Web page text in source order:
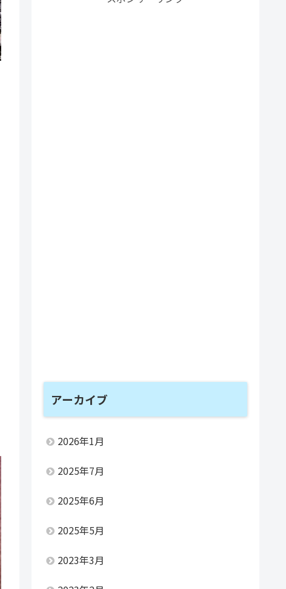
アーカイブ
2026年1月
2025年7月
2025年6月
2025年5月
2023年3月